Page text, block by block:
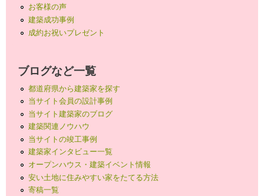
お客様の声
建築成功事例
成約お祝いプレゼント
ブログなど一覧
都道府県から建築家を探す
当サイト会員の設計事例
当サイト建築家のブログ
建築関連ノウハウ
当サイトの竣工事例
建築家インタビュー一覧
オープンハウス・建築イベント情報
安い土地に住みやすい家をたてる方法
寄稿一覧